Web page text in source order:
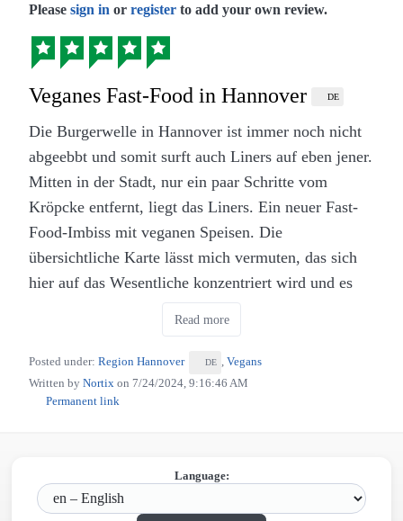
Please sign in or register to add your own review.
Veganes Fast-Food in Hannover DE
Die Burgerwelle in Hannover ist immer noch nicht
abgeebbt und somit surft auch Liners auf eben jener.
Mitten in der Stadt, nur ein paar Schritte vom
Kröpcke entfernt, liegt das Liners. Ein neuer Fast-
Food-Imbiss mit veganen Speisen. Die
übersichtliche Karte lässt mich vermuten, das sich
hier auf das Wesentliche konzentriert wird und es
keine lieblose Massenware im Angebot gibt.
Read more
Posted under: Region Hannover DE , Vegans
Written by Nortix on 7/24/2024, 9:16:46 AM
Permanent link
Language: